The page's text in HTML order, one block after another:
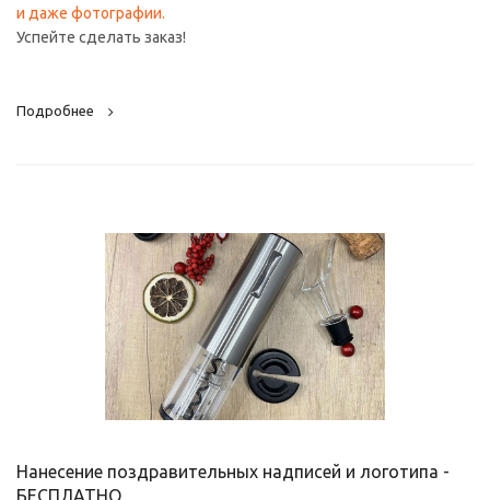
и даже фотографии.
Успейте сделать заказ!
Подробнее
Нанесение поздравительных надписей и логотипа -
БЕСПЛАТНО